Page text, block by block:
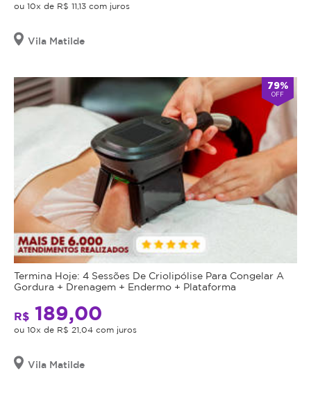
ou 10x de R$ 11,13 com juros
Vila Matilde
79%
OFF
Termina Hoje: 4 Sessões De Criolipólise Para Congelar A
Gordura + Drenagem + Endermo + Plataforma
R$ 189,00
ou 10x de R$ 21,04 com juros
Vila Matilde